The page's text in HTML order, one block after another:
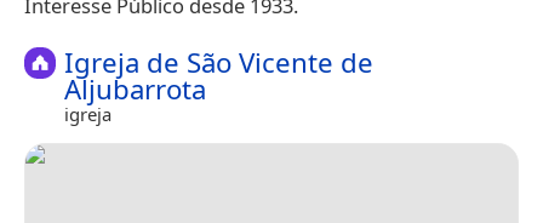
Igreja de São Vicente de
Aljubarrota
igreja